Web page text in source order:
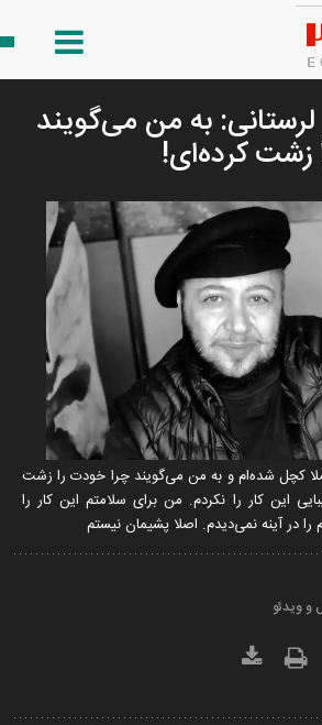
لرستانی: به من می‌گویند
زشت کرده‌ای!
کچل شده‌ام و به من می‌گویند چرا خودت را زشت
این کار را نکردم. من برای سلامتم این کار را
و ویدئو